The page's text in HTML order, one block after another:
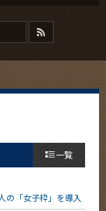
一覧
の「女子枠」を導入